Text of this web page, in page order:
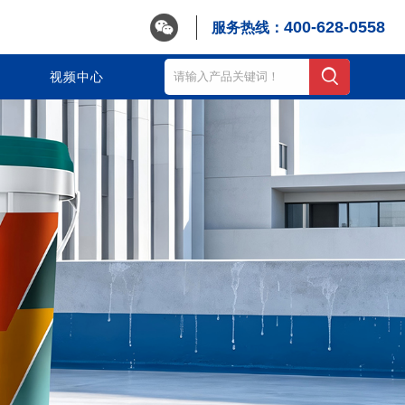
 服务热线： 400-628-0558
视频中心